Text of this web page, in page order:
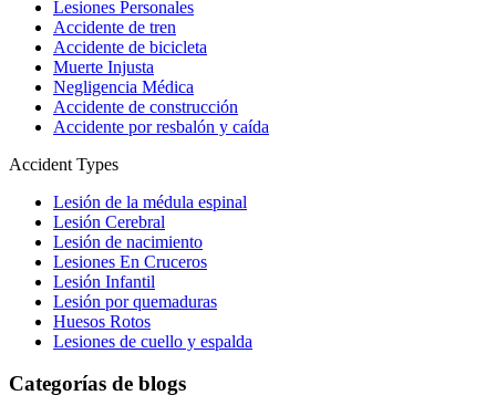
Lesiones Personales
Accidente de tren
Accidente de bicicleta
Muerte Injusta
Negligencia Médica
Accidente de construcción
Accidente por resbalón y caída
Accident Types
Lesión de la médula espinal
Lesión Cerebral
Lesión de nacimiento
Lesiones En Cruceros
Lesión Infantil
Lesión por quemaduras
Huesos Rotos
Lesiones de cuello y espalda
Categorías de blogs